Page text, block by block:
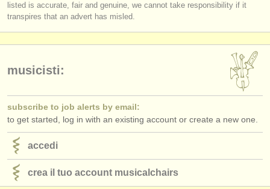
editori:
pubblica con noi
accedi
listed is accurate, fair and genuine, we cannot take responsibility if it
transpires that an advert has misled.
musicisti:
subscribe to job alerts by email:
to get started, log in with an existing account or create a new one.
accedi
crea il tuo account musicalchairs